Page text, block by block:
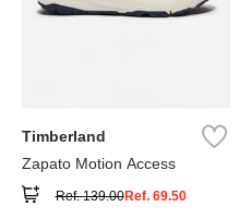
Timberland
Zapato Motion Access
Ref.139.00Ref. 69.50